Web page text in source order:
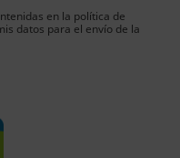
en la política de
datos para el envío de la